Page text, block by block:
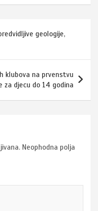
geologije,
klubova na prvenstvu
za djecu do 14 godina
Neophodna polja